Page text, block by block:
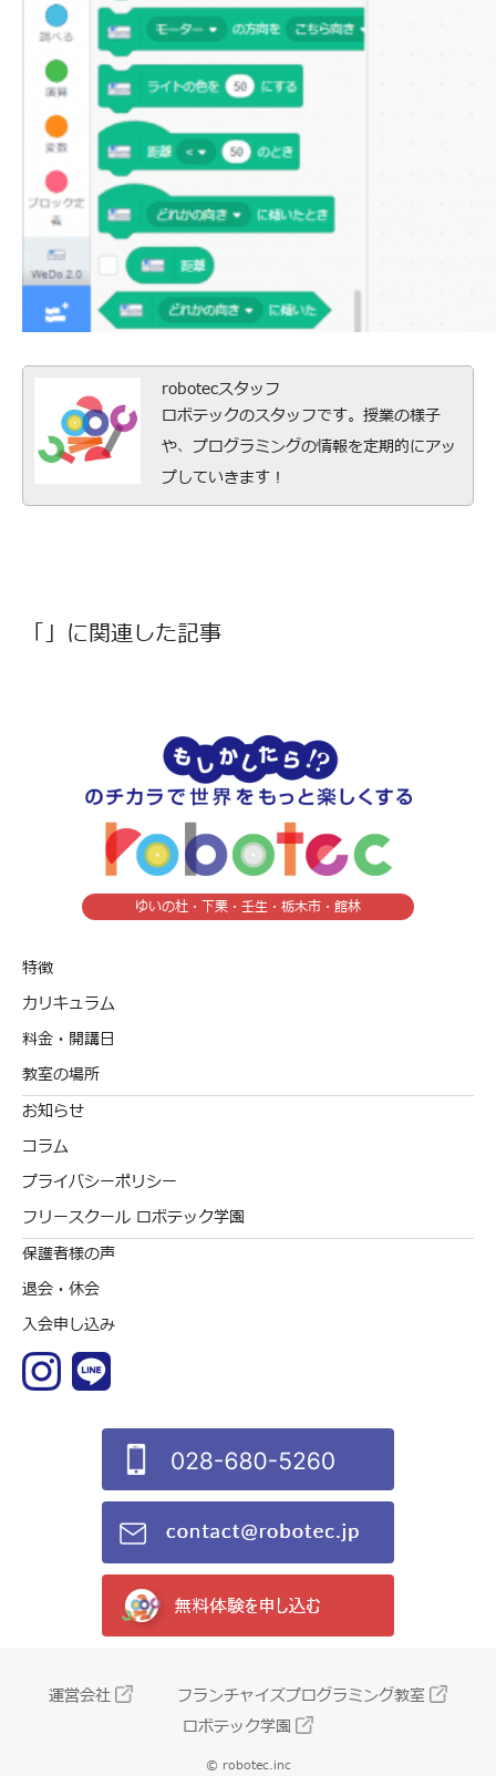
robotecスタッフ
ロボテックのスタッフです。授業の様子
や、プログラミングの情報を定期的にアッ
プしていきます！
「」に関連した記事
ゆいの杜・下栗・壬生・栃木市・館林
特徴
カリキュラム
料金・開講日
教室の場所
お知らせ
コラム
プライバシーポリシー
フリースクール ロボテック学園
保護者様の声
退会・休会
入会申し込み
運営会社
フランチャイズプログラミング教室
ロボテック学園
© robotec.inc